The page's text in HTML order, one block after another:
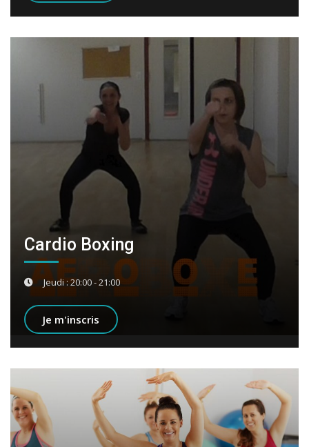
Cardio Boxing
Jeudi : 20:00 - 21:00
Je m'inscris